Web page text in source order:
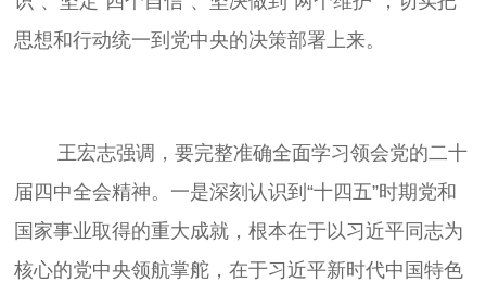
届四中全会精神。一是深刻认识到“十四五”时期党和
国家事业取得的重大成就，根本在于以习近平同志为
核心的党中央领航掌舵，在于习近平新时代中国特色